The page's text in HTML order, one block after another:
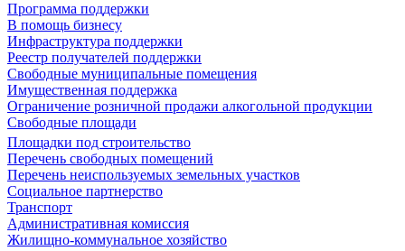
Программа поддержки
В помощь бизнесу
Инфраструктура поддержки
Реестр получателей поддержки
Свободные муниципальные помещения
Имущественная поддержка
Ограничение розничной продажи алкогольной продукции
Свободные площади
Площадки под строительство
Перечень свободных помещений
Перечень неиспользуемых земельных участков
Социальное партнерство
Транспорт
Административная комиссия
Жилищно-коммунальное хозяйство